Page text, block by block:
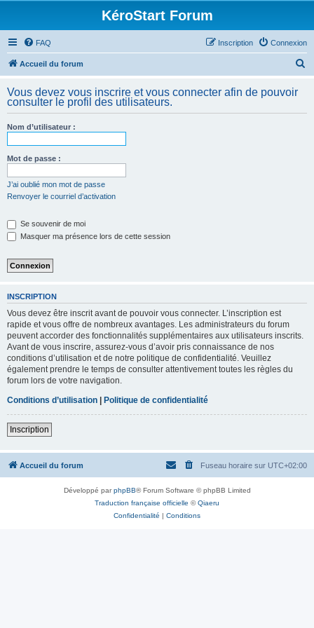
KéroStart Forum
FAQ Connexion
Inscription
Accueil du forum
h
Vous devez vous inscrire et vous connecter afin de pouvoir
consulter le profil des utilisateurs.
Nom d’utilisateur :
Mot de passe :
J’ai oublié mon mot de passe
Renvoyer le courriel d’activation
Se souvenir de moi
Masquer ma présence lors de cette session
INSCRIPTION
Vous devez être inscrit avant de pouvoir vous connecter. L’inscription est
rapide et vous offre de nombreux avantages. Les administrateurs du forum
peuvent accorder des fonctionnalités supplémentaires aux utilisateurs inscrits.
Avant de vous inscrire, assurez-vous d’avoir pris connaissance de nos
conditions d’utilisation et de notre politique de confidentialité. Veuillez
également prendre le temps de consulter attentivement toutes les règles du
forum lors de votre navigation.
Conditions d’utilisation | Politique de confidentialité
Inscription
Accueil du forum Fuseau horaire sur UTC+02:00
Développé parphpBB® Forum Software © phpBB Limited
Traduction française officielle ©Qiaeru
Confidentialité | Conditions